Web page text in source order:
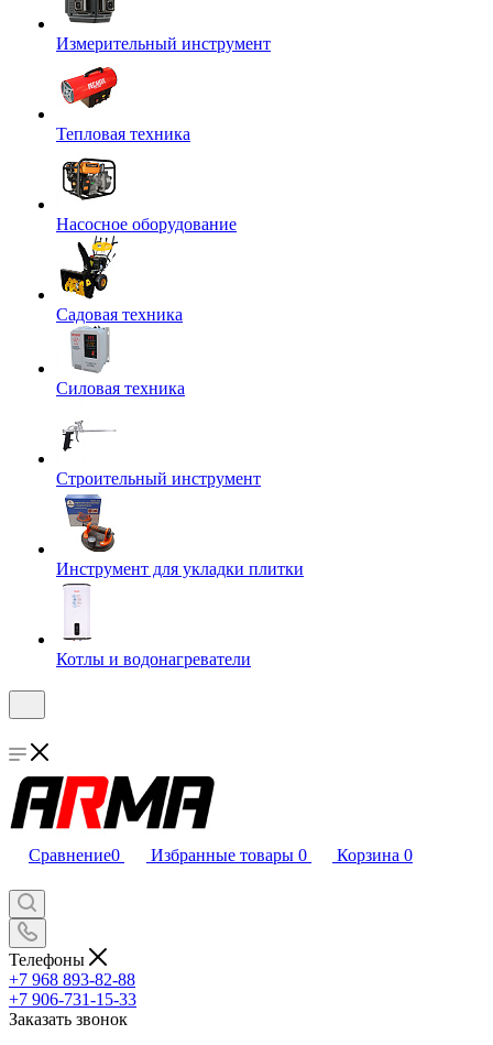
Измерительный инструмент
Тепловая техника
Насосное оборудование
Садовая техника
Силовая техника
Строительный инструмент
Инструмент для укладки плитки
Котлы и водонагреватели
Сравнение0 Избранные товары 0 Корзина 0
Телефоны
+7 968 893-82-88
+7 906-731-15-33
Заказать звонок